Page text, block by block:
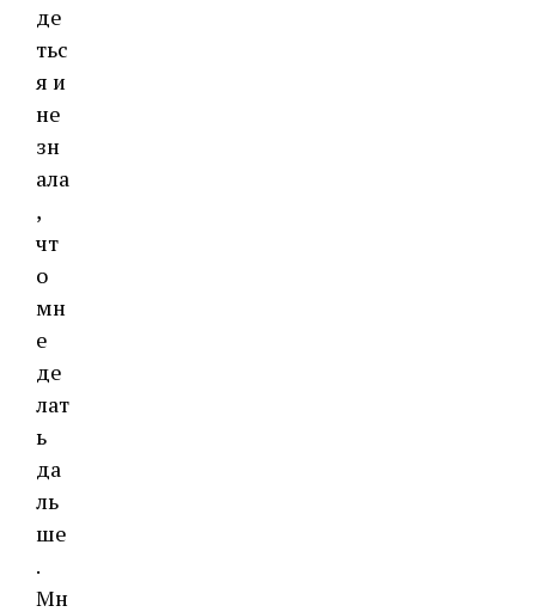
де
тьс
я и
не
зн
ала
,
чт
о
мн
е
де
лат
ь
да
ль
ше
.
Мн